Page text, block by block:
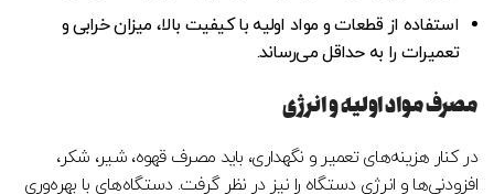
استفاده از قطعات و مواد اولیه با کیفیت بالا، میزان خرابی و
تعمیرات را به حداقل می‌رساند.
مصرف مواد اولیه و انرژی
در کنار هزینه‌های تعمیر و نگهداری، باید مصرف قهوه، شیر، شکر،
افزودنی‌ها و انرژی دستگاه را نیز در نظر گرفت. دستگاه‌های با بهره‌وری